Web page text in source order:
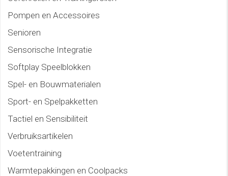
Pompen en Accessoires
Senioren
Sensorische Integratie
Softplay Speelblokken
Spel- en Bouwmaterialen
Sport- en Spelpakketten
Tactiel en Sensibiliteit
Verbruiksartikelen
Voetentraining
Warmtepakkingen en Coolpacks